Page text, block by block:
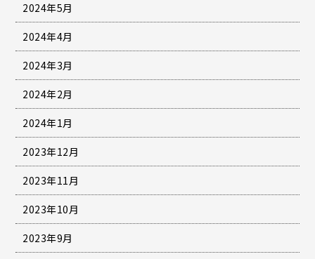
2024年5月
2024年4月
2024年3月
2024年2月
2024年1月
2023年12月
2023年11月
2023年10月
2023年9月